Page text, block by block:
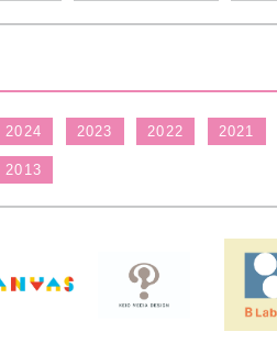
2024 2023 2022 2021
2013